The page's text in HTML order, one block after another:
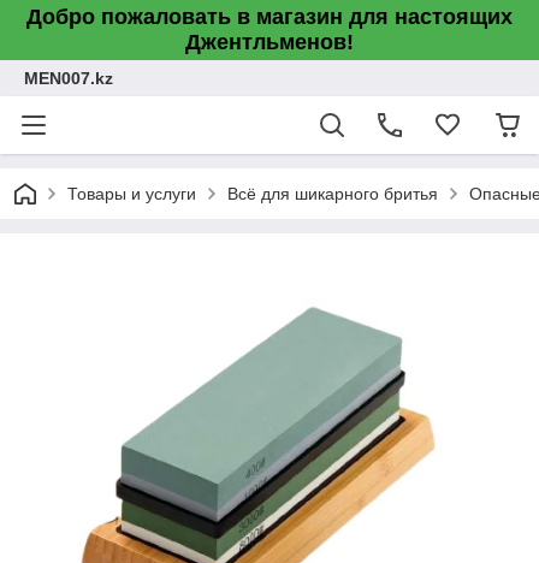
Добро пожаловать в магазин для настоящих
Джентльменов!
MEN007.kz
Товары и услуги Всё для шикарного бритья